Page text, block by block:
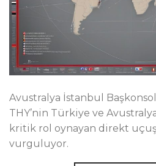
Avustralya İstanbul
THY’nin Türkiye ve
kritik rol oynayan direkt
vurguluyor.